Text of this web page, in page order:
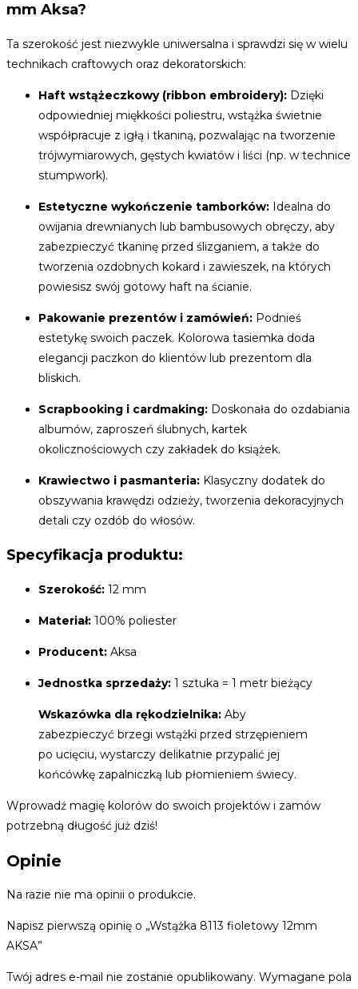
mm Aksa?
Ta szerokość jest niezwykle uniwersalna i sprawdzi się w wielu
technikach craftowych oraz dekoratorskich:
Haft wstążeczkowy (ribbon embroidery): Dzięki
odpowiedniej miękkości poliestru, wstążka świetnie
współpracuje z igłą i tkaniną, pozwalając na tworzenie
trójwymiarowych, gęstych kwiatów i liści (np. w technice
stumpwork).
Estetyczne wykończenie tamborków: Idealna do
owijania drewnianych lub bambusowych obręczy, aby
zabezpieczyć tkaninę przed ślizganiem, a także do
tworzenia ozdobnych kokard i zawieszek, na których
powiesisz swój gotowy haft na ścianie.
Pakowanie prezentów i zamówień: Podnieś
estetykę swoich paczek. Kolorowa tasiemka doda
elegancji paczkon do klientów lub prezentom dla
bliskich.
Scrapbooking i cardmaking: Doskonała do ozdabiania
albumów, zaproszeń ślubnych, kartek
okolicznościowych czy zakładek do książek.
Krawiectwo i pasmanteria: Klasyczny dodatek do
obszywania krawędzi odzieży, tworzenia dekoracyjnych
detali czy ozdób do włosów.
Specyfikacja produktu:
Szerokość: 12 mm
Materiał: 100% poliester
Producent: Aksa
Jednostka sprzedaży: 1 sztuka = 1 metr bieżący
Wskazówka dla rękodzielnika: Aby
zabezpieczyć brzegi wstążki przed strzępieniem
po ucięciu, wystarczy delikatnie przypalić jej
końcówkę zapalniczką lub płomieniem świecy.
Wprowadź magię kolorów do swoich projektów i zamów
potrzebną długość już dziś!
Opinie
Na razie nie ma opinii o produkcie.
Napisz pierwszą opinię o „Wstążka 8113 fioletowy 12mm
AKSA”
Twój adres e-mail nie zostanie opublikowany. Wymagane pola